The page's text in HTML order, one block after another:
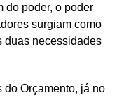
do poder, o poder
surgiam como
duas necessidades
do Orçamento, já no